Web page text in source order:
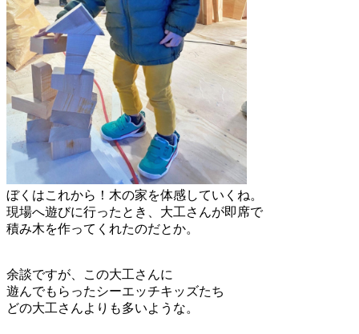
ぼくはこれから！木の家を体感していくね。
現場へ遊びに行ったとき、大工さんが即席で
積み木を作ってくれたのだとか。
余談ですが、この大工さんに
遊んでもらったシーエッチキッズたち
どの大工さんよりも多いような。